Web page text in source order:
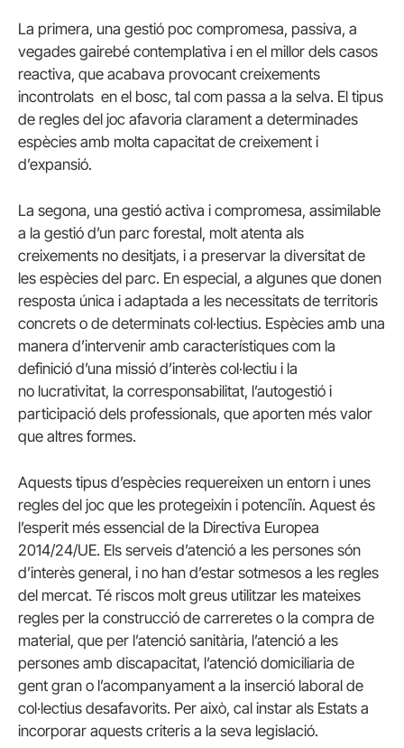
La primera, una gestió poc compromesa, passiva, a
vegades gairebé contemplativa i en el millor dels casos
reactiva, que acabava provocant creixements
incontrolats en el bosc, tal com passa a la selva. El tipus
de regles del joc afavoria clarament a determinades
espècies amb molta capacitat de creixement i
d’expansió.
La segona, una gestió activa i compromesa, assimilable
a la gestió d’un parc forestal, molt atenta als
creixements no desitjats, i a preservar la diversitat de
les espècies del parc. En especial, a algunes que donen
resposta única i adaptada a les necessitats de territoris
concrets o de determinats col·lectius. Espècies amb una
manera d’intervenir amb característiques com la
definició d’una missió d’interès col·lectiu i la
no lucrativitat, la corresponsabilitat, l’autogestió i
participació dels professionals, que aporten més valor
que altres formes.
Aquests tipus d’espècies requereixen un entorn i unes
regles del joc que les protegeixin i potenciïn. Aquest és
l’esperit més essencial de la Directiva Europea
2014/24/UE. Els serveis d’atenció a les persones són
d’interès general, i no han d’estar sotmesos a les regles
del mercat. Té riscos molt greus utilitzar les mateixes
regles per la construcció de carreretes o la compra de
material, que per l’atenció sanitària, l’atenció a les
persones amb discapacitat, l’atenció domiciliaria de
gent gran o l’acompanyament a la inserció laboral de
col·lectius desafavorits. Per això, cal instar als Estats a
incorporar aquests criteris a la seva legislació.